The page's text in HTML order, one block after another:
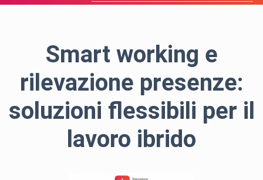
Smart working e
rilevazione presenze:
soluzioni flessibili per il
lavoro ibrido